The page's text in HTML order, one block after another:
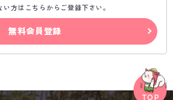
方はこちらからご登録下さい。
無料会員登録